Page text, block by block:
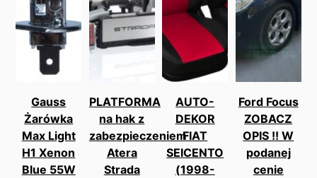
Gauss
Żarówka
Max Light
H1 Xenon
Blue 55W
PLATFORMA
na hak z
zabezpieczeniem
Atera
Strada
AUTO-
DEKOR
FIAT
SEICENTO
(1998-
Ford Focus
ZOBACZ
OPIS !! W
podanej
cenie